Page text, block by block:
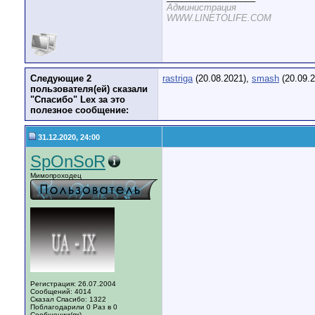
Администрация
WWW.LINETOLIFE.COM
Следующие 2
пользователя(ей) сказали
"Спасибо" Lex за это
полезное сообщение:
rastriga(20.08.2021), smash
31.12.2020, 24:00
SpOnSoR
Мимопроходец
Регистрация: 26.07.2004
Сообщений: 4014
Сказал Спасибо: 1322
Поблагодарили 0 Раз в 0